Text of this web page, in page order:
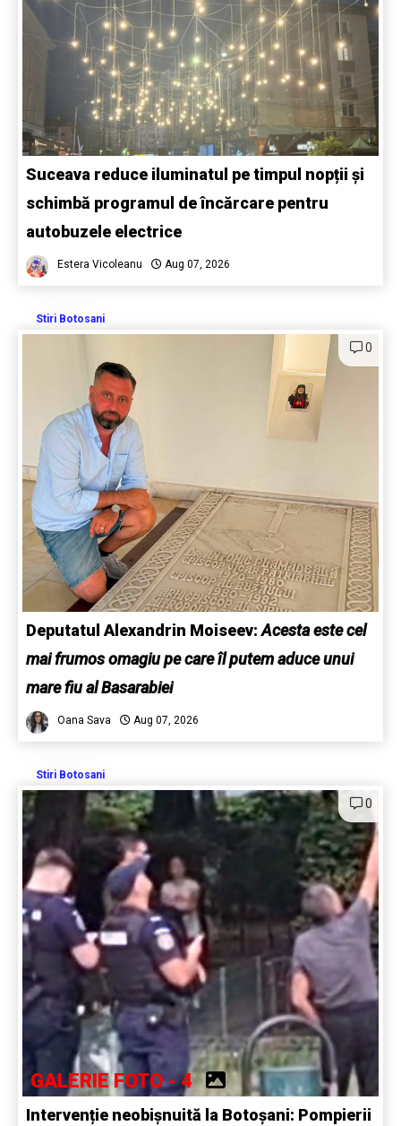
Suceava reduce iluminatul pe timpul nopții și
schimbă programul de încărcare pentru
autobuzele electrice
Estera Vicoleanu Aug 07, 2026
Stiri Botosani
0
Deputatul Alexandrin Moiseev:Acesta este cel
mai frumos omagiu pe care îl putem aduce unui
mare fiu al Basarabiei
Oana Sava Aug 07, 2026
Stiri Botosani
0
GALERIE FOTO - 4
Intervenție neobișnuită la Botoșani: Pompierii